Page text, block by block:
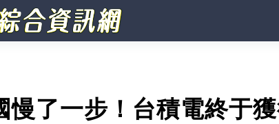
慢了一步！台積電終于